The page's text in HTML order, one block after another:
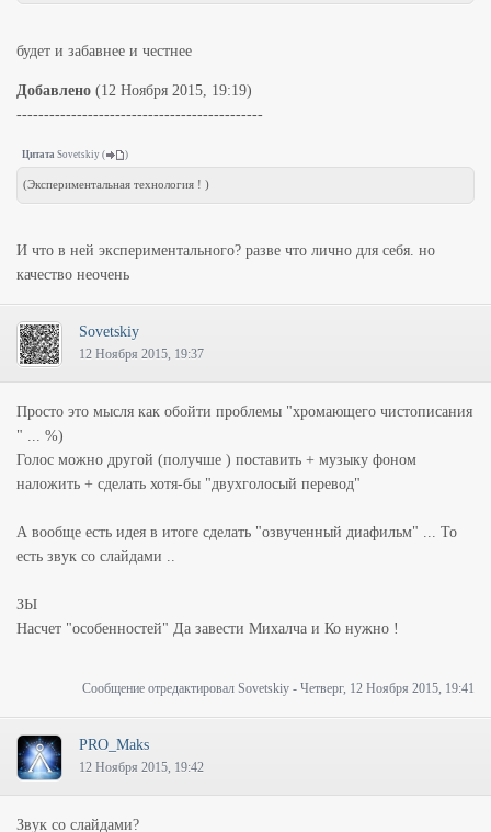
будет и забавнее и честнее
Добавлено (12 Ноября 2015, 19:19)
---------------------------------------------
Цитата Sovetskiy ( )
(Экспериментальная технология ! )
И что в ней экспериментального? разве что лично для себя. но
качество неочень
Sovetskiy
12 Ноября 2015, 19:37
Просто это мысля как обойти проблемы "хромающего чистописания
" ... %)
Голос можно другой (получше ) поставить + музыку фоном
наложить + сделать хотя-бы "двухголосый перевод"
А вообще есть идея в итоге сделать "озвученный диафильм" ... То
есть звук со слайдами ..
ЗЫ
Насчет "особенностей" Да завести Михалча и Ко нужно !
Сообщение отредактировал Sovetskiy - Четверг, 12 Ноября 2015, 19:41
PRO_Maks
12 Ноября 2015, 19:42
Звук со слайдами?